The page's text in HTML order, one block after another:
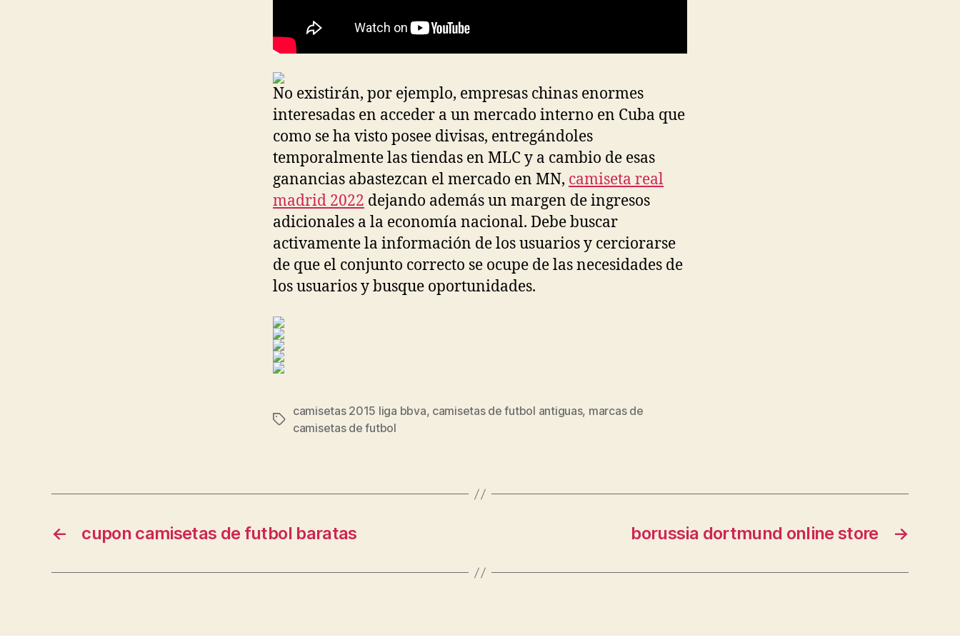
No existirán, por ejemplo, empresas chinas enormes
interesadas en acceder a un mercado interno en Cuba que
como se ha visto posee divisas, entregándoles
temporalmente las tiendas en MLC y a cambio de esas
ganancias abastezcan el mercado en MN, camiseta real
madrid 2022 dejando además un margen de ingresos
adicionales a la economía nacional. Debe buscar
activamente la información de los usuarios y cerciorarse
de que el conjunto correcto se ocupe de las necesidades de
los usuarios y busque oportunidades.
Etiquetas
camisetas 2015 liga bbva, camisetas de futbol antiguas, marcas de
camisetas de futbol
← cupon camisetas de futbol baratas →
borussia dortmund online store